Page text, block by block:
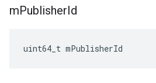
mPublisherId
uint64_t mPublisherId